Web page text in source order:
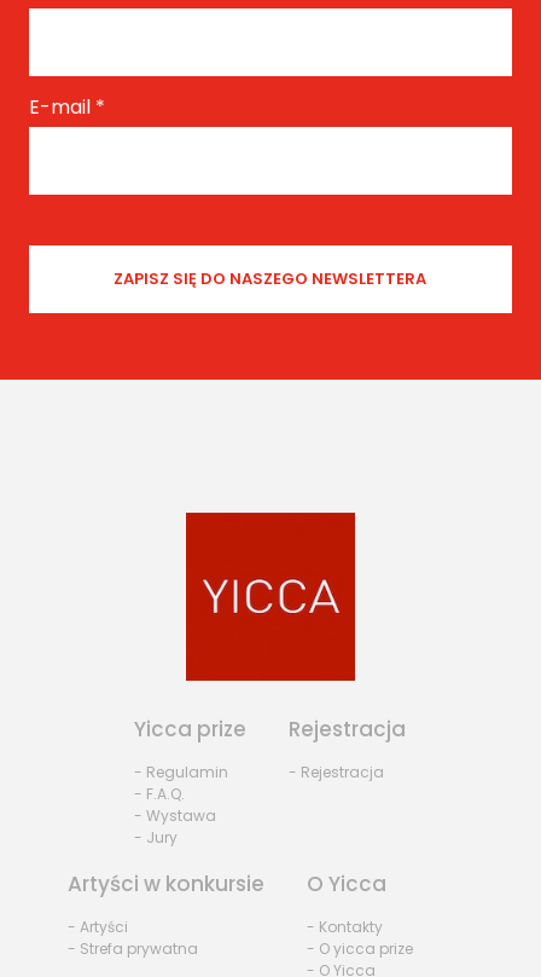
E-mail *
Yicca prize
- Regulamin
- F.A.Q.
- Wystawa
- Jury
Rejestracja
- Rejestracja
Artyści w konkursie
- Artyści
- Strefa prywatna
O Yicca
- Kontakty
- O yicca prize
- O Yicca